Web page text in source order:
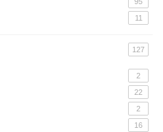
11
127
2
22
2
16